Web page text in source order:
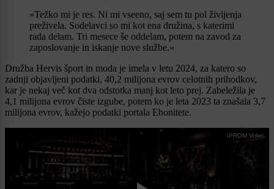
»Težko mi je res. Ni mi vseeno, saj sem tu pol življenja
preživela. Sodelavci so mi kot ena družina, s katerimi
rada delam. Tri mesece še oddelam, potem na zavod za
zaposlovanje in iskanje nove službe.«
Družba Hervis šport in moda je imela v letu 2024, za katero so
zadnji objavljeni podatki, 40,2 milijona evrov celotnih prihodkov,
kar je nekaj več kot dva odstotka manj kot leto prej. Zabeležila je
4,1 milijona evrov čiste izgube, potem ko je leta 2023 ta znašala 3,7
milijona evrov, kažejo podatki portala Ebonitete.
iPROM Video